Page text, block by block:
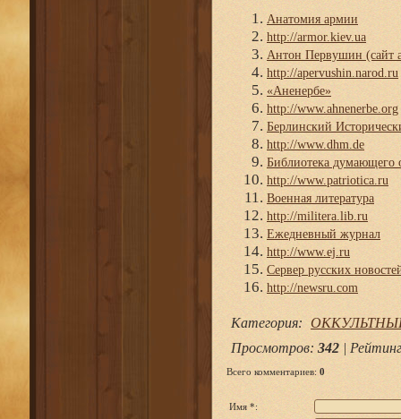
Анатомия армии
http://armor.kiev.ua
Антон Первушин (сайт
http://apervushin.narod.ru
«Аненербе»
http://www.ahnenerbe.org
Берлинский
http://www.dhm.de
Библиотека думающего
http://www.patriotica.ru
Военная литература
http://militera.lib.ru
Ежедневный журнал
http://www.ej.ru
Сервер русских
http://newsru.com
Категория:
Просмотров: 342 | Рейтинг
Всего комментариев: 0
Имя *: